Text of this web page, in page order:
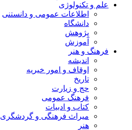
علم و تکنولوژی
اطلاعات عمومی و دانستنی
دانشگاه
پژوهش
آموزش
فرهنگ و هنر
اندیشه
اوقاف و امور خیریه
تاریخ
حج و زیارت
فرهنگ عمومی
کتاب و ادبیات
میراث فرهنگی و گردشگری
هنر